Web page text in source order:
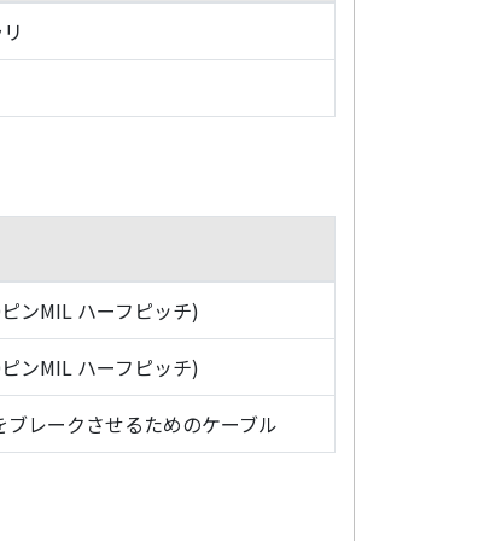
ンMIL ハーフピッチ)
ンMIL ハーフピッチ)
レークさせるためのケーブル